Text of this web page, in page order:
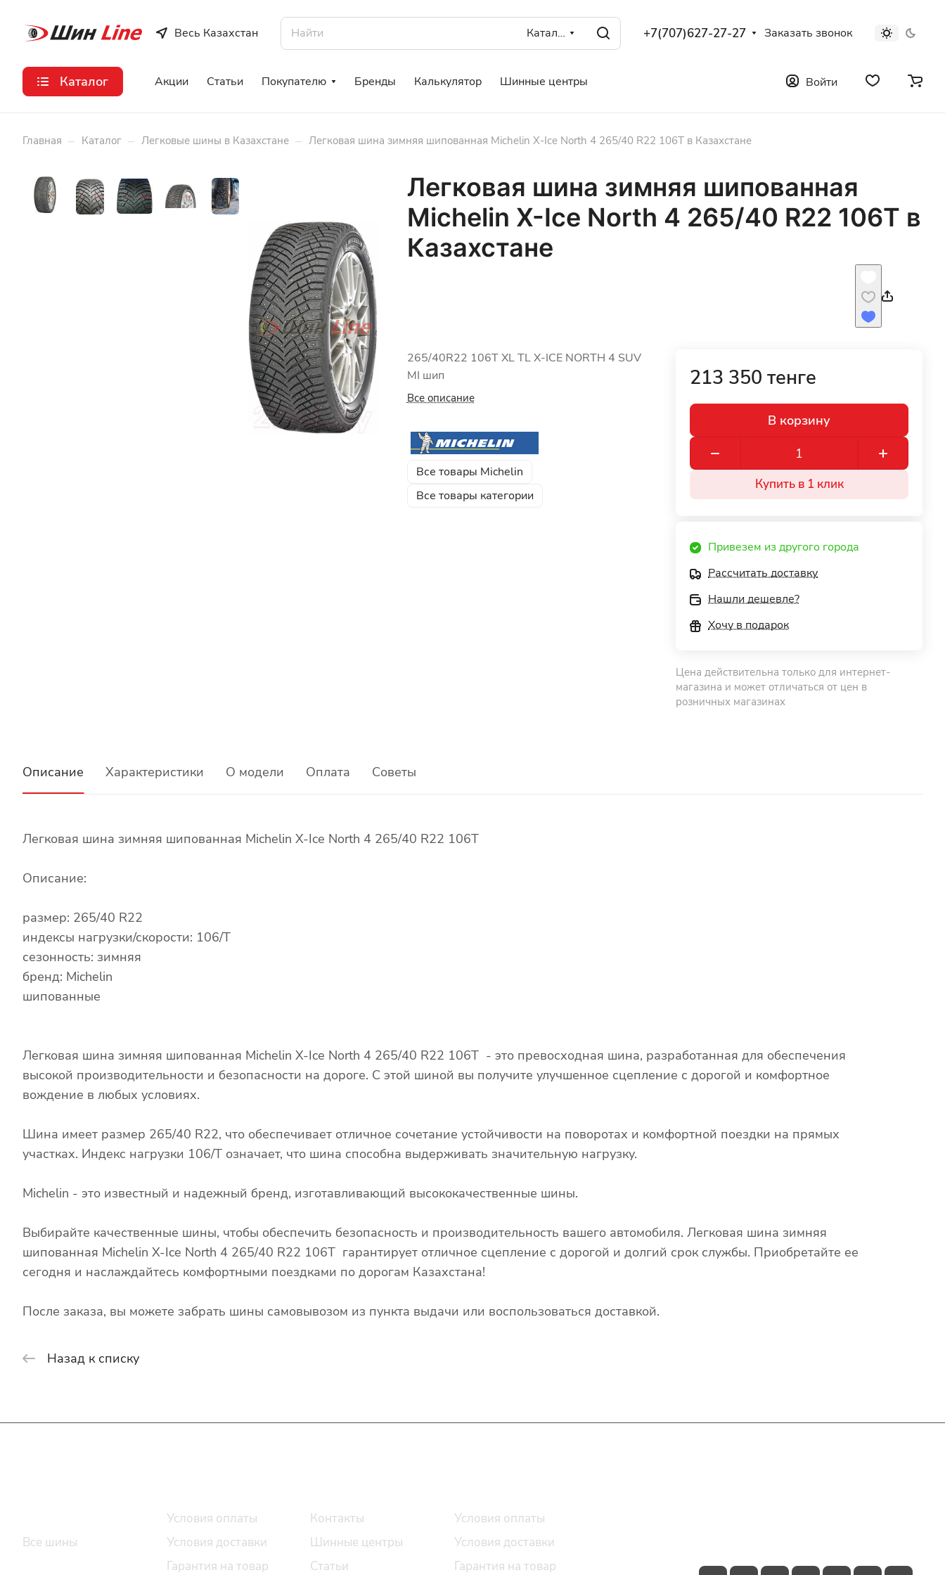
Весь Казахстан Каталог +7(707)627-27-27 Заказать звонок
Каталог Акции Статьи Покупателю Бренды Калькулятор Шинные центры Войти
Главная – Каталог – Легковые шины в Казахстане – Легковая шина зимняя шипованная Michelin X-Ice North 4 265/40 R22 106T в Казахстане
Легковая шина зимняя шипованная
Michelin X-Ice North 4 265/40 R22 106T в
Казахстане
265/40R22 106T XL TL X-ICE NORTH 4 SUV
MI шип
Все описание
Все товары Michelin
Все товары категории
213 350 тенге
В корзину
Купить в 1 клик
Привезем из другого города
Рассчитать доставку
Нашли дешевле?
Хочу в подарок
Цена действительна только для интернет-
магазина и может отличаться от цен в
розничных магазинах
Описание Характеристики О модели Оплата Советы
Легковая шина зимняя шипованная Michelin X-Ice North 4 265/40 R22 106T
Описание:
размер: 265/40 R22
индексы нагрузки/скорости: 106/T
сезонность: зимняя
бренд: Michelin
шипованные
Легковая шина зимняя шипованная Michelin X-Ice North 4 265/40 R22 106T - это превосходная шина, разработанная для обеспечения
высокой производительности и безопасности на дороге. С этой шиной вы получите улучшенное сцепление с дорогой и комфортное
вождение в любых условиях.
Шина имеет размер 265/40 R22, что обеспечивает отличное сочетание устойчивости на поворотах и комфортной поездки на прямых
участках. Индекс нагрузки 106/T означает, что шина способна выдерживать значительную нагрузку.
Michelin - это известный и надежный бренд, изготавливающий высококачественные шины.
Выбирайте качественные шины, чтобы обеспечить безопасность и производительность вашего автомобиля. Легковая шина зимняя
шипованная Michelin X-Ice North 4 265/40 R22 106T гарантирует отличное сцепление с дорогой и долгий срок службы. Приобретайте ее
сегодня и наслаждайтесь комфортными поездками по дорогам Казахстана!
После заказа, вы можете забрать шины самовывозом из пункта выдачи или воспользоваться доставкой.
Назад к списку
Все шины
Условия оплаты
Условия доставки
Гарантия на товар
Контакты
Шинные центры
Статьи
Условия оплаты
Условия доставки
Гарантия на товар